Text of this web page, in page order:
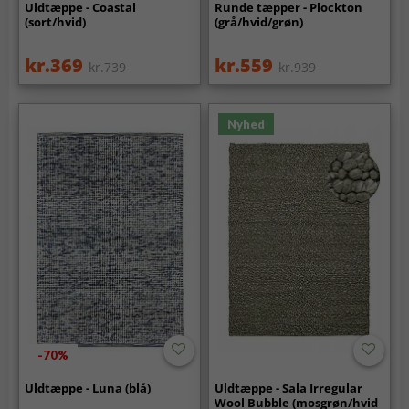
Uldtæppe - Coastal
(sort/hvid)
kr.369 kr.739
Runde tæpper - Plockton
(grå/hvid/grøn)
kr.559 kr.939
-70%
Uldtæppe - Luna (blå)
Nyhed
Uldtæppe - Sala Irregular
Wool Bubble (mosgrøn/hvid